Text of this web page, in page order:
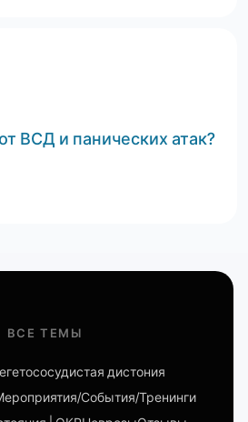
ВСД и панических атак?
ВСЕ ТЕМЫ
дистония
События/Тренинги